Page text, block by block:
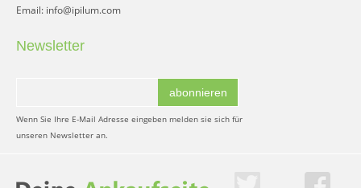
Email: info@ipilum.com
Newsletter
abonnieren
Wenn Sie Ihre E-Mail Adresse eingeben melden sie sich für
unseren Newsletter an.